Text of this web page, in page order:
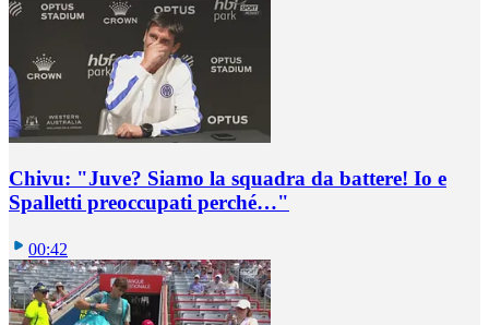
Chivu: "Juve? Siamo la squadra da battere! Io e
Spalletti preoccupati perché…"
00:42